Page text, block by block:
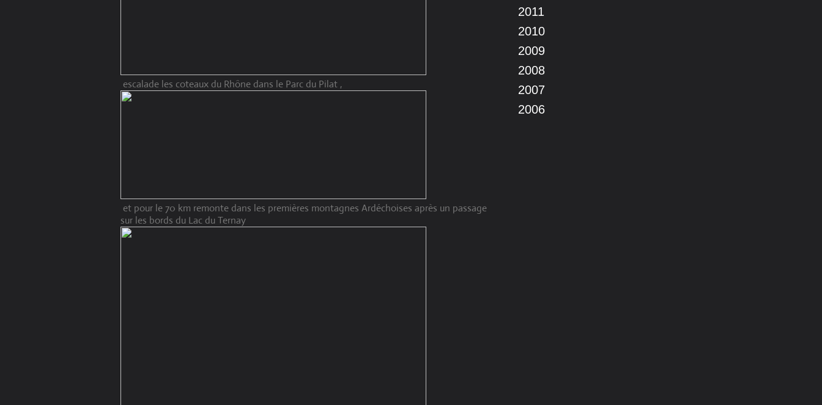
escalade les coteaux du Rhône dans le Parc du Pilat ,
et pour le 70 km remonte dans les premières montagnes Ardéchoises après un passage
sur les bords du Lac du Ternay
2011
2010
2009
2008
2007
2006